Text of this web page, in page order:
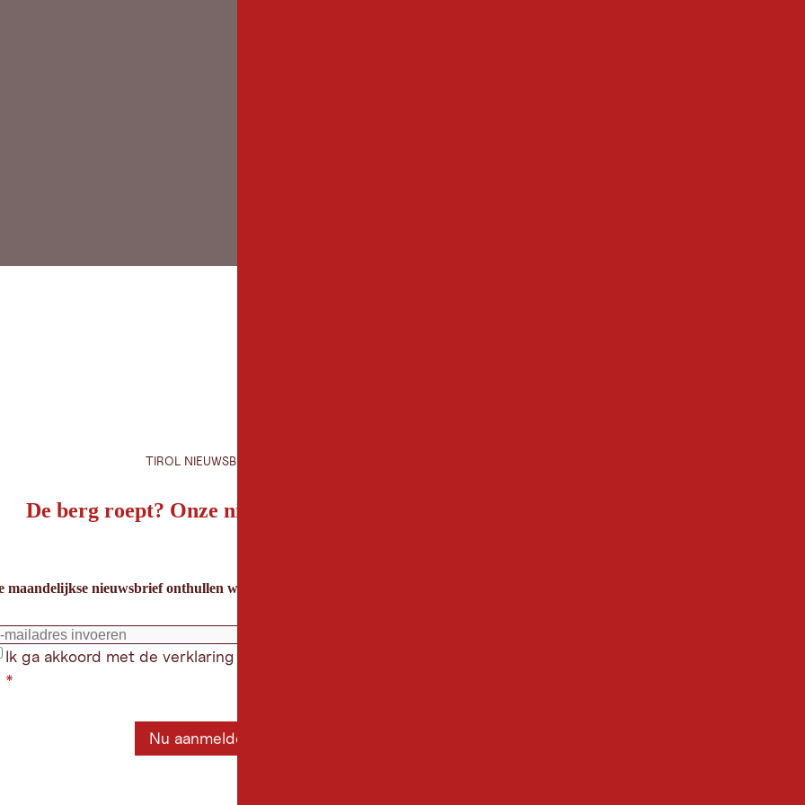
TIROL NIEUWSBRIEF
De berg roept? Onze nieuwsbrief ook!
maandelijkse nieuwsbrief onthullen we de beste vakantietips voor Tirol.
Ik ga akkoord met de verklaring gegevensbescherming.
*
Nu aanmelden